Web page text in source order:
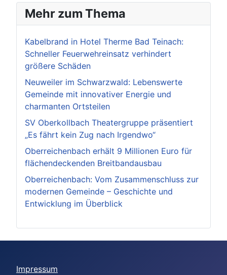
Mehr zum Thema
Kabelbrand in Hotel Therme Bad Teinach:
Schneller Feuerwehreinsatz verhindert
größere Schäden
Neuweiler im Schwarzwald: Lebenswerte
Gemeinde mit innovativer Energie und
charmanten Ortsteilen
SV Oberkollbach Theatergruppe präsentiert
„Es fährt kein Zug nach Irgendwo“
Oberreichenbach erhält 9 Millionen Euro für
flächendeckenden Breitbandausbau
Oberreichenbach: Vom Zusammenschluss zur
modernen Gemeinde – Geschichte und
Entwicklung im Überblick
Impressum